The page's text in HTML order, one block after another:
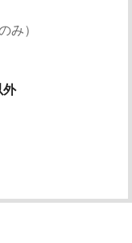
み）
外